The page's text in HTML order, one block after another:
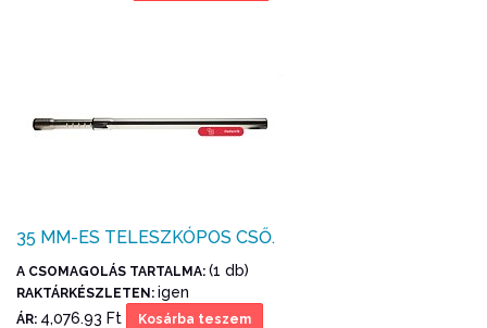
35 MM-ES TELESZKÓPOS CSŐ.
A CSOMAGOLÁS TARTALMA: (1 db)
RAKTÁRKÉSZLETEN: igen
ÁR: 4,076.93 Ft Kosárba teszem